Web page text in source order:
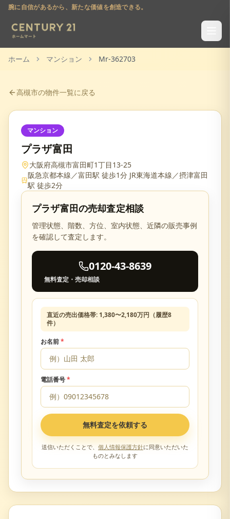
腕に自信があるから、新たな価値を創造できる。
ホーム マンション Mr-362703
高槻市の物件一覧に戻る
マンション
プラザ富田
大阪府高槻市富田町1丁目13-25
阪急京都本線／富田駅 徒歩1分 JR東海道本線／摂津富田
駅 徒歩2分
プラザ富田 の売却査定相談
管理状態、階数、方位、室内状態、近隣の販売事例
を確認して査定します。
0120-43-8639
無料査定・売却相談
直近の売出価格帯: 1,380〜2,180万円（履歴8
件）
お名前*
電話番号*
無料査定を依頼する
送信いただくことで、 個人情報保護方針に同意いただいた
ものとみなします